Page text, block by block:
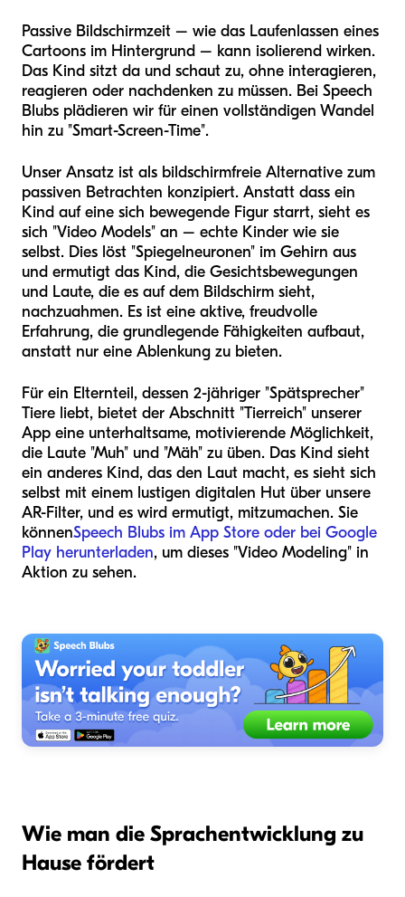
Passive Bildschirmzeit – wie das Laufenlassen eines
Cartoons im Hintergrund – kann isolierend wirken.
Das Kind sitzt da und schaut zu, ohne interagieren,
reagieren oder nachdenken zu müssen. Bei Speech
Blubs plädieren wir für einen vollständigen Wandel
hin zu "Smart-Screen-Time".
Unser Ansatz ist als bildschirmfreie Alternative zum
passiven Betrachten konzipiert. Anstatt dass ein
Kind auf eine sich bewegende Figur starrt, sieht es
sich "Video Models" an – echte Kinder wie sie
selbst. Dies löst "Spiegelneuronen" im Gehirn aus
und ermutigt das Kind, die Gesichtsbewegungen
und Laute, die es auf dem Bildschirm sieht,
nachzuahmen. Es ist eine aktive, freudvolle
Erfahrung, die grundlegende Fähigkeiten aufbaut,
anstatt nur eine Ablenkung zu bieten.
Für ein Elternteil, dessen 2-jähriger "Spätsprecher"
Tiere liebt, bietet der Abschnitt "Tierreich" unserer
App eine unterhaltsame, motivierende Möglichkeit,
die Laute "Muh" und "Mäh" zu üben. Das Kind sieht
ein anderes Kind, das den Laut macht, es sieht sich
selbst mit einem lustigen digitalen Hut über unsere
AR-Filter, und es wird ermutigt, mitzumachen. Sie
könnenSpeech Blubs im App Store oder bei Google
Play herunterladen, um dieses "Video Modeling" in
Aktion zu sehen.
Wie man die Sprachentwicklung zu
Hause fördert